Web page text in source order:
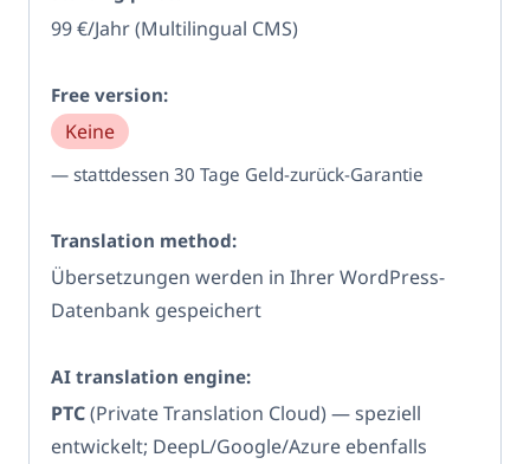
99 €/Jahr (Multilingual CMS)
Keine
— stattdessen 30 Tage Geld-zurück-Garantie
Übersetzungen werden in Ihrer WordPress-
Datenbank gespeichert
PTC(Private Translation Cloud) — speziell
entwickelt; DeepL/Google/Azure ebenfalls